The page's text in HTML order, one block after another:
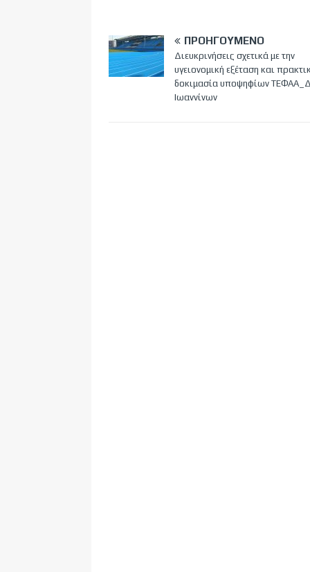
ΠΡΟΗΓΟΎΜΕΝΟ
Διευκρινήσεις σχετικά με την
υγειονομική εξέταση και
δοκιμασία υποψηφίων
Ιωαννίνων